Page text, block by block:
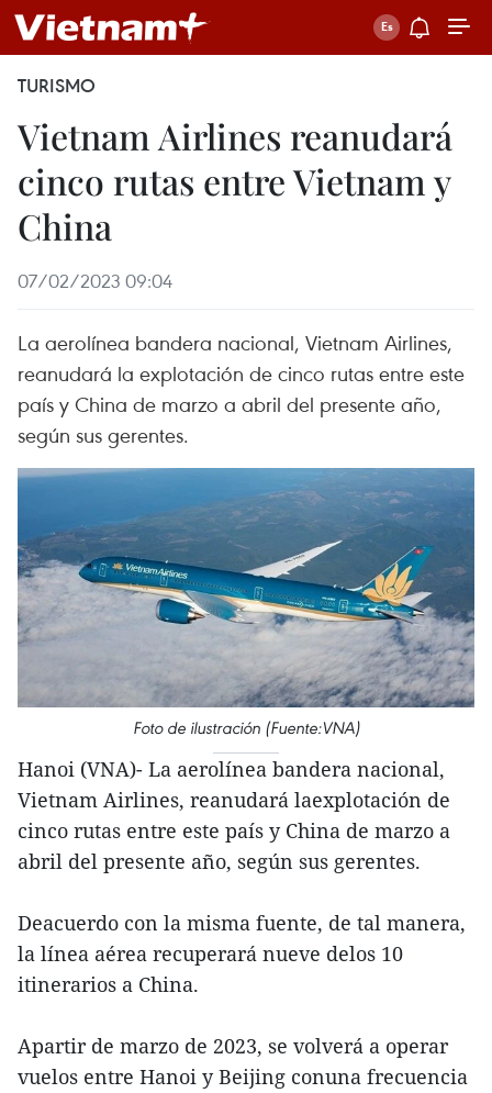
TURISMO
Vietnam Airlines reanudará
cinco rutas entre Vietnam y
China
07/02/2023 09:04
La aerolínea bandera nacional, Vietnam Airlines,
reanudará la explotación de cinco rutas entre este
país y China de marzo a abril del presente año,
según sus gerentes.
Foto de ilustración (Fuente:VNA)
Hanoi (VNA)- La aerolínea bandera nacional,
Vietnam Airlines, reanudará laexplotación de
cinco rutas entre este país y China de marzo a
abril del presente año, según sus gerentes.
Deacuerdo con la misma fuente, de tal manera,
la línea aérea recuperará nueve delos 10
itinerarios a China.
Apartir de marzo de 2023, se volverá a operar
vuelos entre Hanoi y Beijing conuna frecuencia